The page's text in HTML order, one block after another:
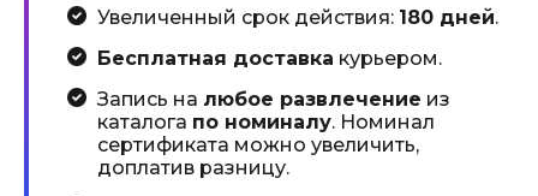
Увеличенный срок действия: 180 дней.
Бесплатная доставка курьером.
Запись на любое развлечение из
каталога по номиналу. Номинал
сертификата можно увеличить,
доплатив разницу.